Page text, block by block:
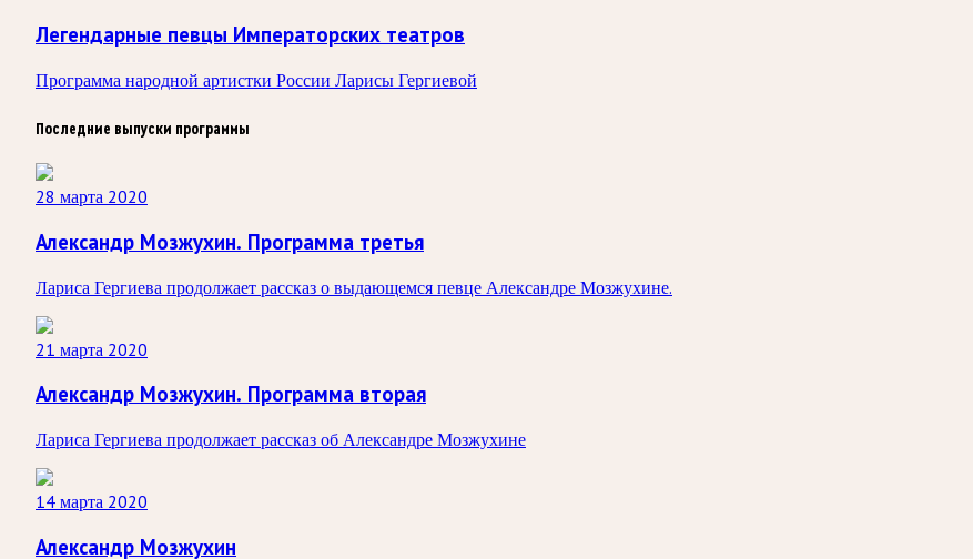
Легендарные певцы Императорских театров
Программа народной артистки России Ларисы Гергиевой
Последние выпуски программы
28 марта 2020
Александр Мозжухин. Программа третья
Лариса Гергиева продолжает рассказ о выдающемся певце Александре Мозжухине.
21 марта 2020
Александр Мозжухин. Программа вторая
Лариса Гергиева продолжает рассказ об Александре Мозжухине
14 марта 2020
Александр Мозжухин